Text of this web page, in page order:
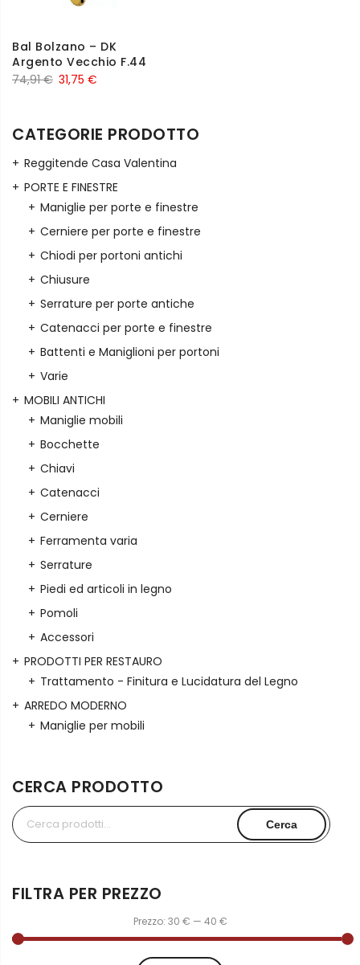
Bal Bolzano – DK
Argento Vecchio F.44
74,91€ 31,75 €
CATEGORIE PRODOTTO
Reggitende Casa Valentina
PORTE E FINESTRE
Maniglie per porte e finestre
Cerniere per porte e finestre
Chiodi per portoni antichi
Chiusure
Serrature per porte antiche
Catenacci per porte e finestre
Battenti e Maniglioni per portoni
Varie
MOBILI ANTICHI
Maniglie mobili
Bocchette
Chiavi
Catenacci
Cerniere
Ferramenta varia
Serrature
Piedi ed articoli in legno
Pomoli
Accessori
PRODOTTI PER RESTAURO
Trattamento - Finitura e Lucidatura del Legno
ARREDO MODERNO
Maniglie per mobili
CERCA PRODOTTO
Cerca:Cerca
FILTRA PER PREZZO
Prezzo: 30 € — 40 €